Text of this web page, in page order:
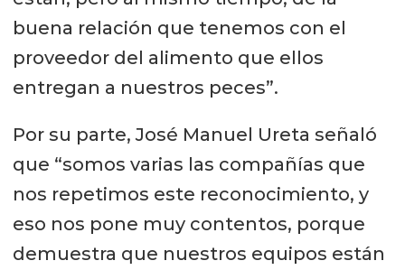
buena relación que tenemos con el
proveedor del alimento que ellos
entregan a nuestros peces”.
Por su parte, José Manuel Ureta señaló
que “somos varias las compañías que
nos repetimos este reconocimiento, y
eso nos pone muy contentos, porque
demuestra que nuestros equipos están